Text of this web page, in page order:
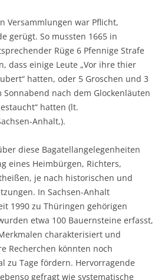
Versammlungen war Pflicht,
gerügt. So mussten 1665 in
Rüge 6 Pfennige Strafe
dass einige Leute „Vor ihre thier
hatten, oder 5 Groschen und 3
Sonnabend nach dem Glockenläuten
hatten (lt.
Anhalt,).
diese Bagatellangelegenheiten
eines Heimbürgen, Richters,
je nach historischen und
In Sachsen-Anhalt
1990 zu Thüringen gehörigen
etwa 100 Bauernsteine erfasst,
charakterisiert und
Recherchen könnten noch
zu Tage fördern. Hervorragende
gefragt wie systematische